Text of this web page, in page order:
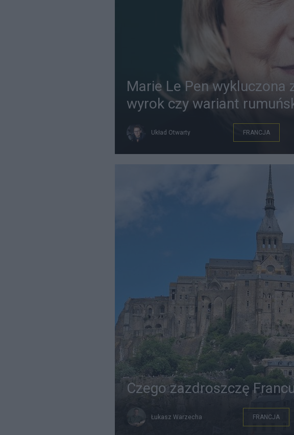
Marie Le Pen wykluczona
wyrok czy wariant
Układ Otwarty FRANCJA
Czego zazdroszczę
Łukasz Warzecha FRANCJA